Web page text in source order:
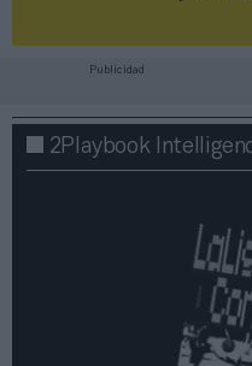
Publicidad
2Playbook